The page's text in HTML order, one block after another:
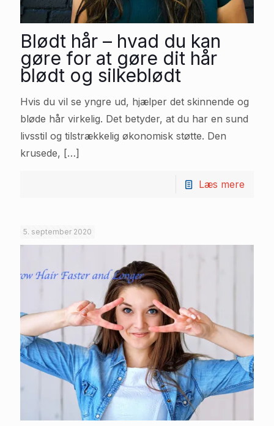
Blødt hår – hvad du kan
gøre for at gøre dit hår
blødt og silkeblødt
Hvis du vil se yngre ud, hjælper det skinnende og
bløde hår virkelig. Det betyder, at du har en sund
livsstil og tilstrækkelig økonomisk støtte. Den
krusede, […]
Læs mere
5. september 2020